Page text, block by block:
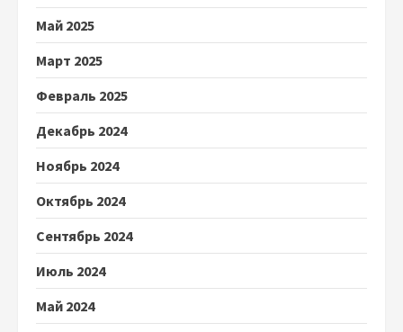
Май 2025
Март 2025
Февраль 2025
Декабрь 2024
Ноябрь 2024
Октябрь 2024
Сентябрь 2024
Июль 2024
Май 2024